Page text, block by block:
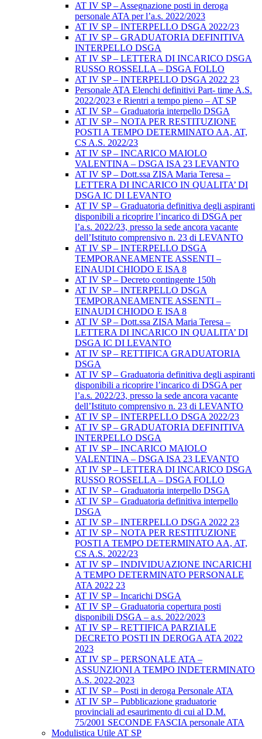
AT IV SP – Assegnazione posti in deroga
personale ATA per l’a.s. 2022/2023
AT IV SP – INTERPELLO DSGA 2022/23
AT IV SP – GRADUATORIA DEFINITIVA
INTERPELLO DSGA
AT IV SP – LETTERA DI INCARICO DSGA
RUSSO ROSSELLA – DSGA FOLLO
AT IV SP – INTERPELLO DSGA 2022 23
Personale ATA Elenchi definitivi Part- time A.S.
2022/2023 e Rientri a tempo pieno – AT SP
AT IV SP – Graduatoria interpello DSGA
AT IV SP – NOTA PER RESTITUZIONE
POSTI A TEMPO DETERMINATO AA, AT,
CS A.S. 2022/23
AT IV SP – INCARICO MAIOLO
VALENTINA – DSGA ISA 23 LEVANTO
AT IV SP – Dott.ssa ZISA Maria Teresa –
LETTERA DI INCARICO IN QUALITA’ DI
DSGA IC DI LEVANTO
AT IV SP – Graduatoria definitiva degli aspiranti
disponibili a ricoprire l’incarico di DSGA per
l’a.s. 2022/23, presso la sede ancora vacante
dell’Istituto comprensivo n. 23 di LEVANTO
AT IV SP – INTERPELLO DSGA
TEMPORANEAMENTE ASSENTI –
EINAUDI CHIODO E ISA 8
AT IV SP – Decreto contingente 150h
AT IV SP – INTERPELLO DSGA
TEMPORANEAMENTE ASSENTI –
EINAUDI CHIODO E ISA 8
AT IV SP – Dott.ssa ZISA Maria Teresa –
LETTERA DI INCARICO IN QUALITA’ DI
DSGA IC DI LEVANTO
AT IV SP – RETTIFICA GRADUATORIA
DSGA
AT IV SP – Graduatoria definitiva degli aspiranti
disponibili a ricoprire l’incarico di DSGA per
l’a.s. 2022/23, presso la sede ancora vacante
dell’Istituto comprensivo n. 23 di LEVANTO
AT IV SP – INTERPELLO DSGA 2022/23
AT IV SP – GRADUATORIA DEFINITIVA
INTERPELLO DSGA
AT IV SP – INCARICO MAIOLO
VALENTINA – DSGA ISA 23 LEVANTO
AT IV SP – LETTERA DI INCARICO DSGA
RUSSO ROSSELLA – DSGA FOLLO
AT IV SP – Graduatoria interpello DSGA
AT IV SP – Graduatoria definitiva interpello
DSGA
AT IV SP – INTERPELLO DSGA 2022 23
AT IV SP – NOTA PER RESTITUZIONE
POSTI A TEMPO DETERMINATO AA, AT,
CS A.S. 2022/23
AT IV SP – INDIVIDUAZIONE INCARICHI
A TEMPO DETERMINATO PERSONALE
ATA 2022 23
AT IV SP – Incarichi DSGA
AT IV SP – Graduatoria copertura posti
disponibili DSGA – a.s. 2022/2023
AT IV SP – RETTIFICA PARZIALE
DECRETO POSTI IN DEROGA ATA 2022
2023
AT IV SP – PERSONALE ATA –
ASSUNZIONI A TEMPO INDETERMINATO
A.S. 2022-2023
AT IV SP – Posti in deroga Personale ATA
AT IV SP – Pubblicazione graduatorie
provinciali ad esaurimento di cui al D.M.
75/2001 SECONDE FASCIA personale ATA
Modulistica Utile AT SP